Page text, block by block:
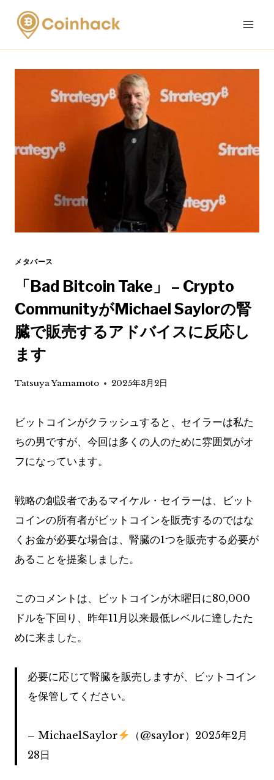
Skip
content
メタバース
「Bad Bitcoin Take」 – Crypto
CommunityがMichael Saylorの腎
臓で販売するアドバイスに反応し
ます
Tatsuya Yamamoto 2025年3月2日
ビットコインがクラッシュすると、セイラーは私た
ちの男ですが、今回は多くの人のために雰囲気がオ
フになっています。
戦略の創設者であるマイケル・セイラーは、ビット
コインの所有者がビットコインを販売するのではな
くお金が必要な場合は、腎臓の1つを販売する必要が
あることを提案しました。
このコメントは、ビットコインが木曜日に80,000
ドルを下回り、昨年11月以来最低レベルに達したた
めに来ました。
必要に応じて腎臓を販売しますが、ビットコイン
を保管してください。
– MichaelSaylor
（@saylor）2025年2月
28日